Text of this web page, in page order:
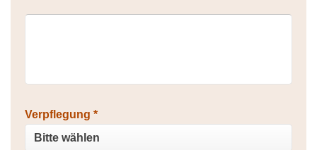
Verpflegung *